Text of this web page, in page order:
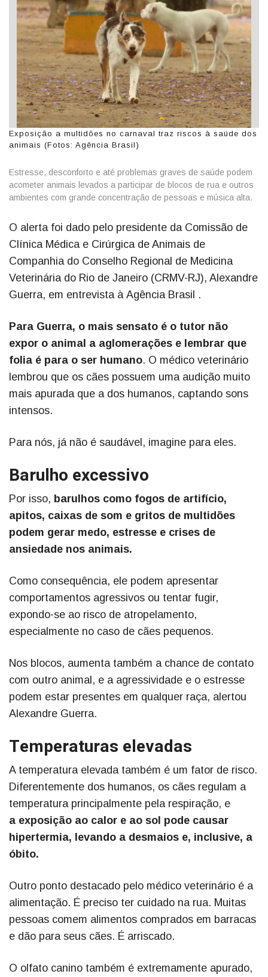
Exposição a multidões no carnaval traz riscos à saúde dos
animais (Fotos: Agência Brasil)
Estresse, desconforto e até problemas graves de saúde podem
acometer animais levados a participar de blocos de rua e outros
ambientes com grande concentração de pessoas e música alta.
O alerta foi dado pelo presidente da Comissão de
Clínica Médica e Cirúrgica de Animais de
Companhia do Conselho Regional de Medicina
Veterinária do Rio de Janeiro (CRMV-RJ), Alexandre
Guerra, em entrevista à Agência Brasil .
Para Guerra, o mais sensato é o tutor não
expor o animal a aglomerações e lembrar que
folia é para o ser humano. O médico veterinário
lembrou que os cães possuem uma audição muito
mais apurada que a dos humanos, captando sons
intensos.
Para nós, já não é saudável, imagine para eles.
Barulho excessivo
Por isso, barulhos como fogos de artifício,
apitos, caixas de som e gritos de multidões
podem gerar medo, estresse e crises de
ansiedade nos animais.
Como consequência, ele podem apresentar
comportamentos agressivos ou tentar fugir,
expondo-se ao risco de atropelamento,
especialmente no caso de cães pequenos.
Nos blocos, aumenta também a chance de contato
com outro animal, e a agressividade e o estresse
podem estar presentes em qualquer raça, alertou
Alexandre Guerra.
Temperaturas elevadas
A temperatura elevada também é um fator de risco.
Diferentemente dos humanos, os cães regulam a
temperatura principalmente pela respiração, e
a exposição ao calor e ao sol pode causar
hipertermia, levando a desmaios e, inclusive, a
óbito.
Outro ponto destacado pelo médico veterinário é a
alimentação. É preciso ter cuidado na rua. Muitas
pessoas comem alimentos comprados em barracas
e dão para seus cães. É arriscado.
O olfato canino também é extremamente apurado,